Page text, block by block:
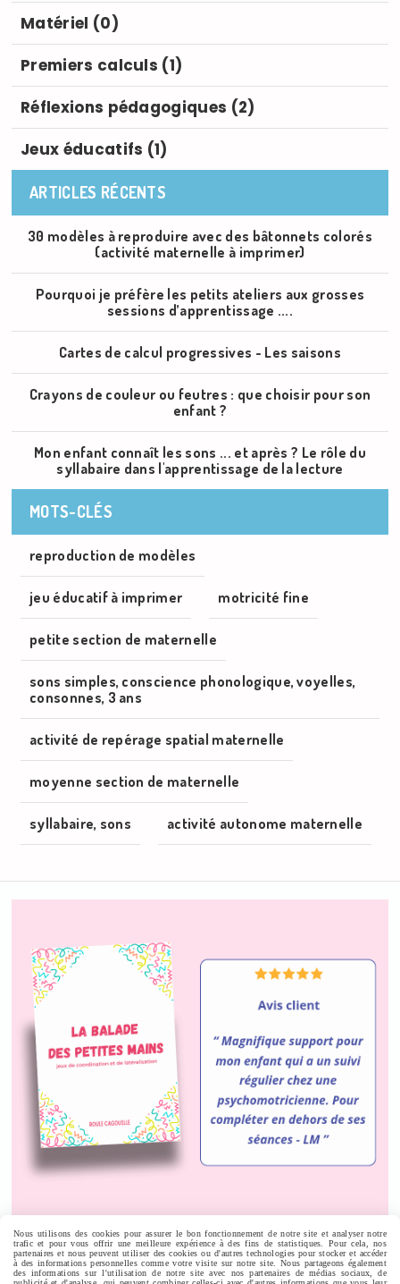
Matériel (0)
Premiers calculs (1)
Réflexions pédagogiques (2)
Jeux éducatifs (1)
ARTICLES RÉCENTS
30 modèles à reproduire avec des bâtonnets colorés
(activité maternelle à imprimer)
Pourquoi je préfère les petits ateliers aux grosses
sessions d’apprentissage ....
Cartes de calcul progressives - Les saisons
Crayons de couleur ou feutres : que choisir pour son
enfant ?
Mon enfant connaît les sons ... et après ? Le rôle du
syllabaire dans l'apprentissage de la lecture
MOTS-CLÉS
reproduction de modèles
jeu éducatif à imprimer motricité fine
petite section de maternelle
sons simples, conscience phonologique, voyelles,
consonnes, 3 ans
activité de repérage spatial maternelle
moyenne section de maternelle
syllabaire, sons activité autonome maternelle
Facebook est désactivé. Autoriser
Nous utilisons des cookies pour assurer le bon fonctionnement de notre site et analyser notre
trafic et pour vous offrir une meilleure expérience à des fins de statistiques. Pour cela, nos
partenaires et nous peuvent utiliser des cookies ou d'autres technologies pour stocker et accéder
à des informations personnelles comme votre visite sur notre site. Nous partageons également
des informations sur l'utilisation de notre site avec nos partenaires de médias sociaux, de